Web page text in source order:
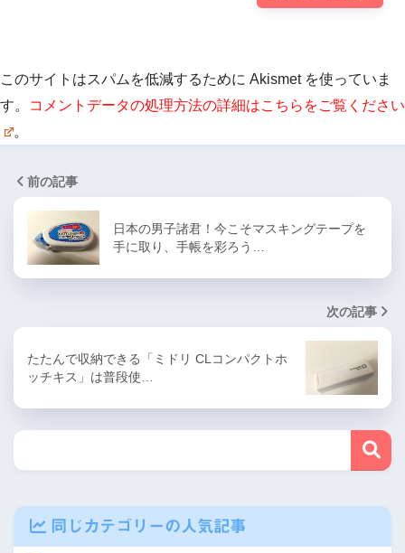
このサイトはスパムを低減するために Akismet を使っていま
す。
コメントデータの処理方法の詳細はこちらをご覧ください
。
前の記事
日本の男子諸君！今こそマスキングテープを
手に取り、手帳を彩ろう…
次の記事
たたんで収納できる「ミドリ CLコンパクトホ
ッチキス」は普段使…
同じカテゴリーの人気記事